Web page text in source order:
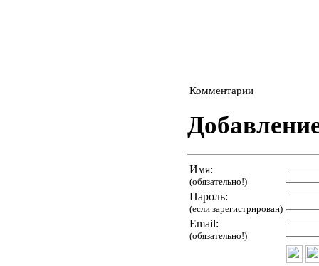
Комментарии
Имя:
(обязательно!)
Пароль:
(если зарегистрирован)
Email:
(обязательно!)